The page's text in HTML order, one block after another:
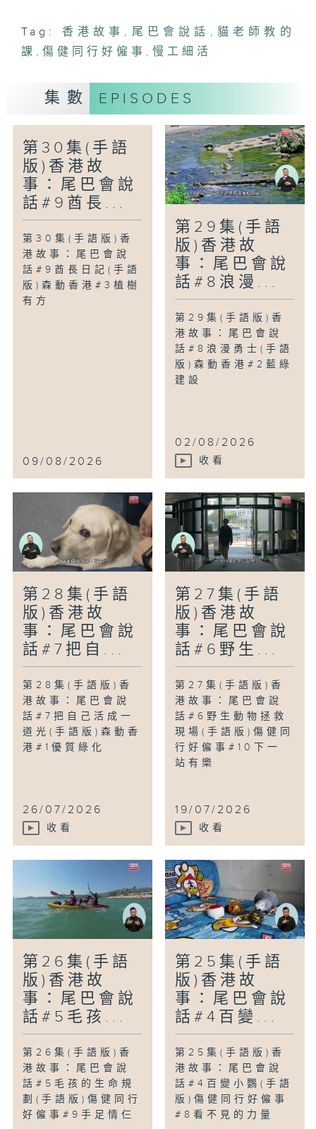
Tag: 香港故事 , 尾巴會說話 , 貓老師教的
課 ,傷健同行好僱事 ,慢工細活
集數 EPISODES
第30集(手語
版)香港故
事：尾巴會說
話#9酋長...
第30集(手語版)香
港故事：尾巴會說
話#9酋長日記(手語
版)森動香港#3植樹
有方
09/08/2026
第29集(手語
版)香港故
事：尾巴會說
話#8浪漫...
第29集(手語版)香
港故事：尾巴會說
話#8浪漫勇士(手語
版)森動香港#2藍綠
建設
02/08/2026
收看
第28集(手語
版)香港故
事：尾巴會說
話#7把自...
第28集(手語版)香
港故事：尾巴會說
話#7把自己活成一
道光(手語版)森動香
港#1優質綠化
26/07/2026
收看
第27集(手語
版)香港故
事：尾巴會說
話#6野生...
第27集(手語版)香
港故事：尾巴會說
話#6野生動物拯救
現場(手語版)傷健同
行好僱事#10下一
站有樂
19/07/2026
收看
第26集(手語
版)香港故
事：尾巴會說
話#5毛孩...
第26集(手語版)香
港故事：尾巴會說
話#5毛孩的生命規
劃(手語版)傷健同行
好僱事#9手足情仨
第25集(手語
版)香港故
事：尾巴會說
話#4百變...
第25集(手語版)香
港故事：尾巴會說
話#4百變小鸚(手語
版)傷健同行好僱事
#8看不見的力量